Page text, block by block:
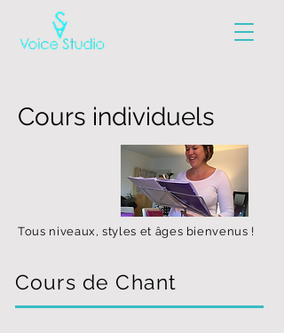
Cours individuels
Tous niveaux, styles et âges bienvenus !
Cours de Chant